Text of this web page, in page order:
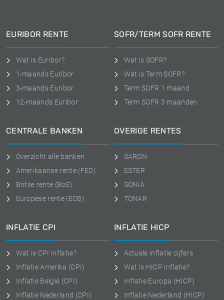
EURIBOR RENTE
Wat is Euribor?
1-maands Euribor
3-maands Euribor
12-maands Euribor
SOFR/TERM SOFR RENTE
Wat is SOFR?
Wat is Term SOFR?
Term SOFR 1 maand
Term SOFR 3 maanden
CENTRALE BANKEN
Overzicht alle banken
Amerikaanse rente (FED)
Britse rente (BoE)
Europese rente (ECB)
OVERIGE RENTES
SARON
ESTER
SONIA
TONAR
INFLATIE CPI
Wat is CPI inflatie?
Inflatie Amerika (CPI)
Inflatie België (CPI)
Inflatie Nederland (CPI)
INFLATIE HICP
Actuele inflatie cijfers
Wat is HICP inflatie?
Inflatie Europa (HICP)
Inflatie Nederland (HICP)